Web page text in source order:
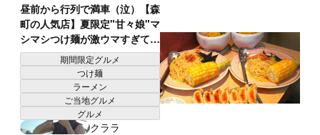
昼前から行列で満車（泣）【森
町の人気店】夏限定"甘々娘"マ
シマシつけ麺が激ウマすぎて感
動！「におわない餃子」も絶品
期間限定グルメ
つけ麺
ラーメン
ご当地グルメ
グルメ
クララ